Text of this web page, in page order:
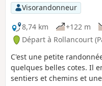
Visorandonneur
8,74 km
+122 m
Départ à Rollancourt
C'est une petite
quelques belles cotes. Il
sentiers et chemins et